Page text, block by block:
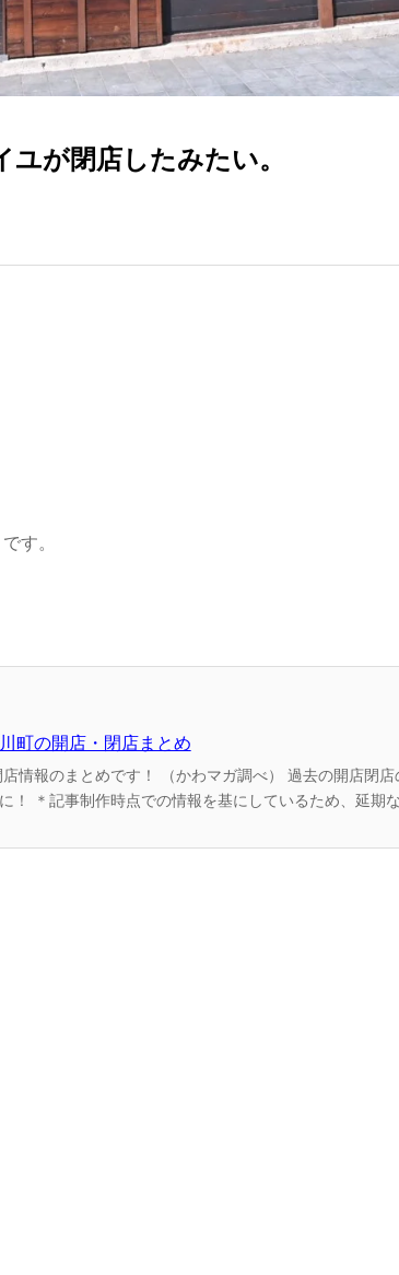
が閉店したみたい。
す。
町の開店・閉店まとめ
去の開店閉店のまとめと同様、1年後にはすごい
な開店時期